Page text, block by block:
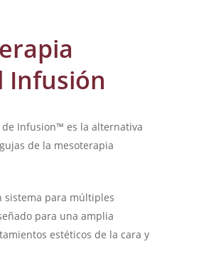
Infusión
de Infusion™ es la alternativa
de la mesoterapia
sistema para múltiples
para una amplia
estéticos de la cara y